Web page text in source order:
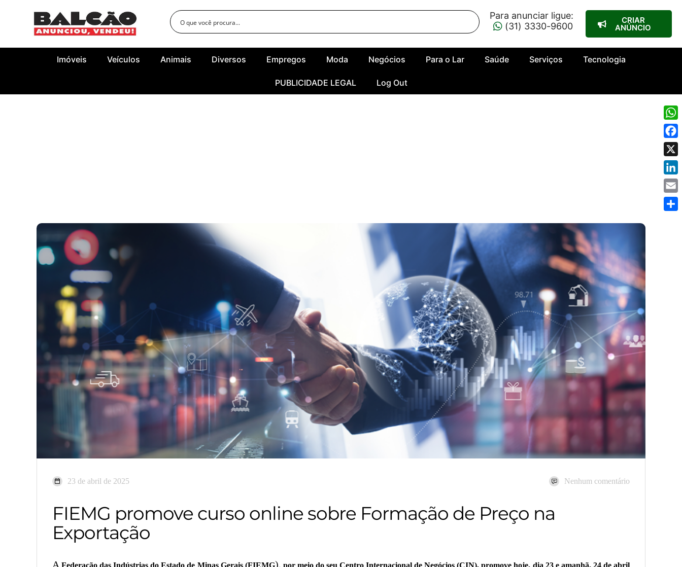
Para anunciar ligue:
(31) 3330-9600
CRIAR
ANÚNCIO
Imóveis Veículos Animais Diversos Empregos Moda Negócios Para o Lar Saúde Serviços Tecnologia
PUBLICIDADE LEGAL Log Out
23 de abril de 2025 Nenhum comentário
FIEMG promove curso online sobre Formação de Preço na
Exportação
AFederação das Indústrias do Estado de Minas Gerais (FIEMG), por meio do seu Centro Internacional de Negócios (CIN), promove hoje, dia 23 e amanhã, 24 de abril
X